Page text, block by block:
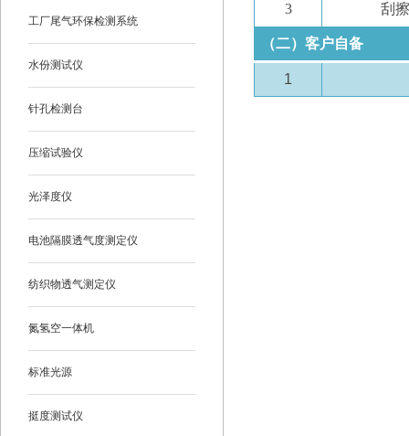
工厂尾气环保检测系统
水份测试仪
针孔检测台
压缩试验仪
光泽度仪
电池隔膜透气度测定仪
纺织物透气测定仪
氮氢空一体机
标准光源
挺度测试仪
3 刮
（二）客户自备
1